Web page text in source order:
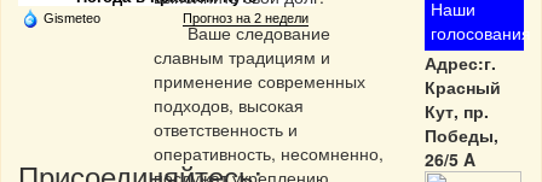
Gismeteo Прогноз на 2 недели
Ваше следование
славным традициям и
применение современных
подходов, высокая
ответственность и
оперативность, несомненно,
Наши
голосования
Адрес:г.
Красный
Кут, пр.
Победы,
26/5 A